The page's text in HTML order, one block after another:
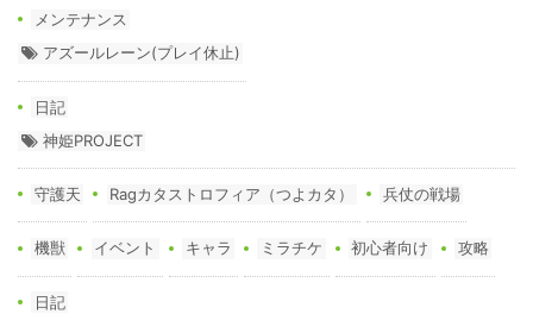
メンテナンス
アズールレーン(プレイ休止)
日記
神姫PROJECT
守護天 Ragカタストロフィア（つよカタ） 兵仗の戦場
機獣 イベント キャラ ミラチケ 初心者向け 攻略
日記